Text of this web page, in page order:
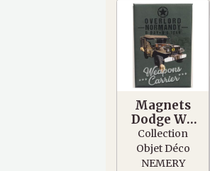
Magnets
Dodge WC
51
Operation
Overlord
Collection
Objet Déco
NEMERY